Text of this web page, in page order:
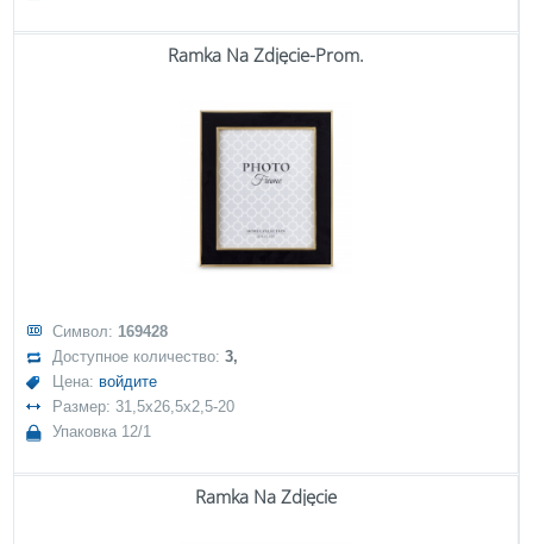
Ramka Na Zdjęcie-Prom.
Символ: 169428
Доступное количество:3,
Цена: войдите
Размер: 31,5x26,5x2,5-20
Упаковка 12/1
Ramka Na Zdjęcie